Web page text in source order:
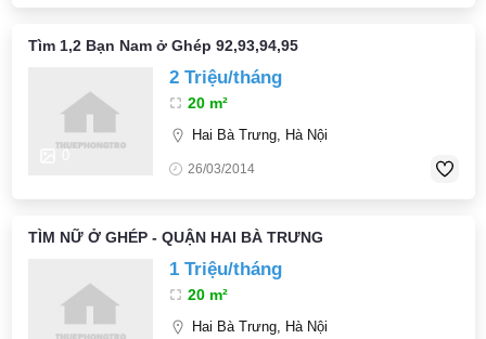
Tìm 1,2 Bạn Nam ở Ghép 92,93,94,95
2 Triệu/tháng
20 m²
Hai Bà Trưng, Hà Nội
26/03/2014
TÌM NỮ Ở GHÉP - QUẬN HAI BÀ TRƯNG
1 Triệu/tháng
20 m²
Hai Bà Trưng, Hà Nội